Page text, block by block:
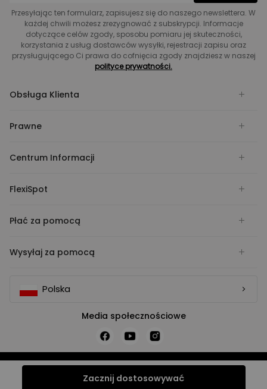
Zacznij dostosowywać
Przesyłając ten formularz, zapisujesz się do naszego newslettera. W
każdej chwili możesz zrezygnować z subskrypcji. Informacje
dotyczące celów zgody, sposobu pomiaru jej skuteczności,
korzystania z usług dostawców wysyłki, rejestracji zapisu oraz
przysługującego Ci prawa do cofnięcia zgody znajdziesz w naszej
polityce prywatności.
Obsługa Klienta
Prawne
Centrum Informacji
FlexiSpot
Płać za pomocą
Wysyłaj za pomocą
Polska
Media społecznościowe
COPYRIGHT © FLEXISPOT 2026
Adres magazynu: Flexispot GmbH, Franz-Greiß-Straße 7, 50735
Kolonia